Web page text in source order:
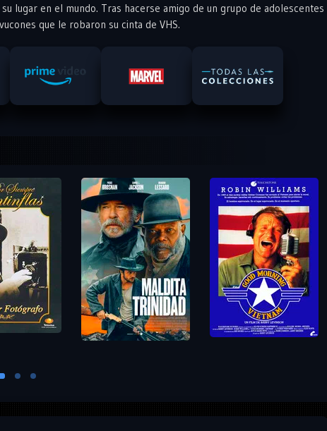
lugar en el mundo. Tras hacerse amigo de un grupo de adolescentes
que le robaron su cinta de VHS.